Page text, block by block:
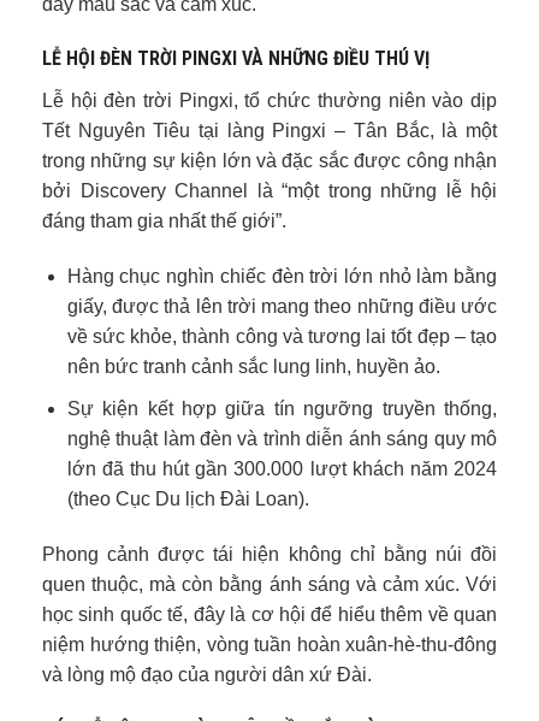
LỄ HỘI ĐÈN TRỜI PINGXI VÀ NHỮNG ĐIỀU THÚ VỊ
Lễ hội đèn trời Pingxi, tổ chức thường niên vào dịp
Tết Nguyên Tiêu tại làng Pingxi – Tân Bắc, là một
trong những sự kiện lớn và đặc sắc được công nhận
bởi Discovery Channel là “một trong những lễ hội
đáng tham gia nhất thế giới”.
Hàng chục nghìn chiếc đèn trời lớn nhỏ làm bằng
giấy, được thả lên trời mang theo những điều ước
về sức khỏe, thành công và tương lai tốt đẹp – tạo
nên bức tranh cảnh sắc lung linh, huyền ảo.
Sự kiện kết hợp giữa tín ngưỡng truyền thống,
nghệ thuật làm đèn và trình diễn ánh sáng quy mô
lớn đã thu hút gần 300.000 lượt khách năm 2024
(theo Cục Du lịch Đài Loan).
Phong cảnh được tái hiện không chỉ bằng núi đồi
quen thuộc, mà còn bằng ánh sáng và cảm xúc. Với
học sinh quốc tế, đây là cơ hội để hiểu thêm về quan
niệm hướng thiện, vòng tuần hoàn xuân-hè-thu-đông
và lòng mộ đạo của người dân xứ Đài.